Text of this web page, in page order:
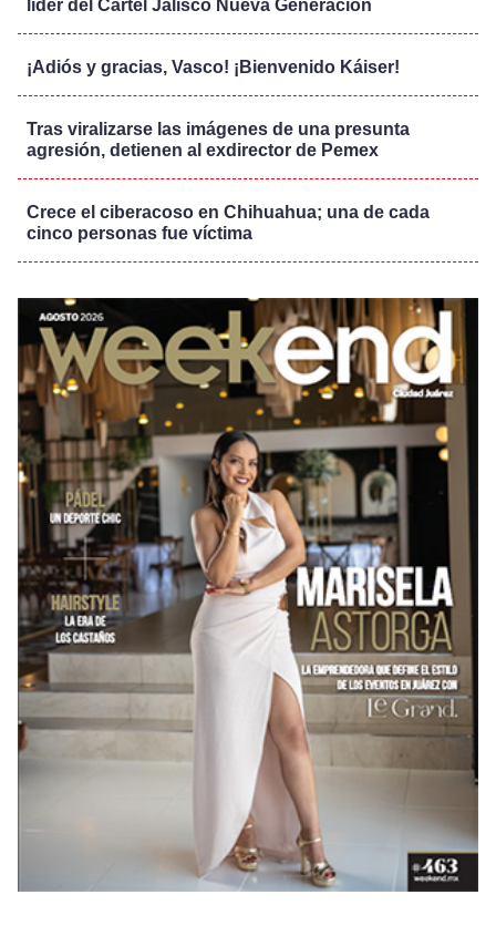
líder del Cártel Jalisco Nueva Generación
¡Adiós y gracias, Vasco! ¡Bienvenido Káiser!
Tras viralizarse las imágenes de una presunta
agresión, detienen al exdirector de Pemex
Crece el ciberacoso en Chihuahua; una de cada
cinco personas fue víctima